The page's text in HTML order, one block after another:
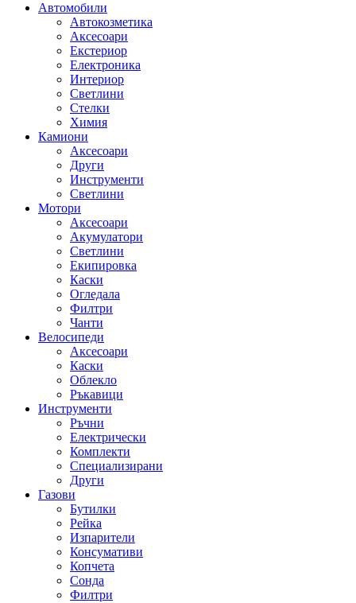
Автомобили
Автокозметика
Аксесоари
Екстериор
Електроника
Интериор
Светлини
Стелки
Химия
Камиони
Аксесоари
Други
Инструменти
Светлини
Мотори
Аксесоари
Акумулатори
Светлини
Екипировка
Каски
Огледала
Филтри
Чанти
Велосипеди
Аксесоари
Каски
Облекло
Ръкавици
Инструменти
Ръчни
Електрически
Комплекти
Специализирани
Други
Газови
Бутилки
Рейка
Изпарители
Консумативи
Копчета
Сонда
Филтри